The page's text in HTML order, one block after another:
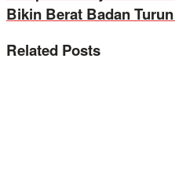
Bikin Berat Badan
Related Posts